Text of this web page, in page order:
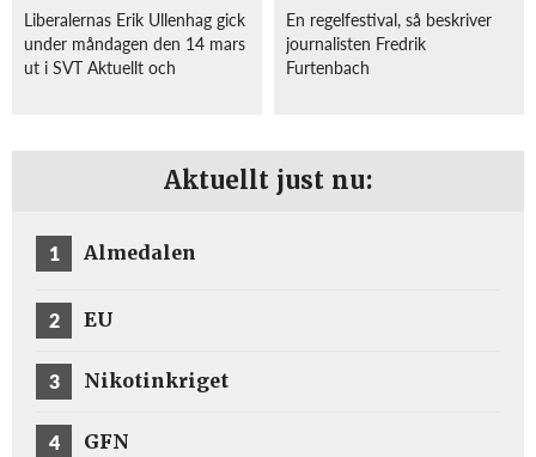
Liberalernas Erik Ullenhag gick
under måndagen den 14 mars
ut i SVT Aktuellt och
föreslagit, framför allt gällande
En regelfestival, så beskriver
journalisten Fredrik
Furtenbach
Furtenbach den politiska
Aktuellt just nu:
1 Almedalen
2 EU
3 Nikotinkriget
4 GFN